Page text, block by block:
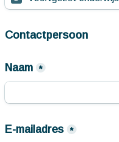
Contactpersoon
Naam *
E-mailadres *